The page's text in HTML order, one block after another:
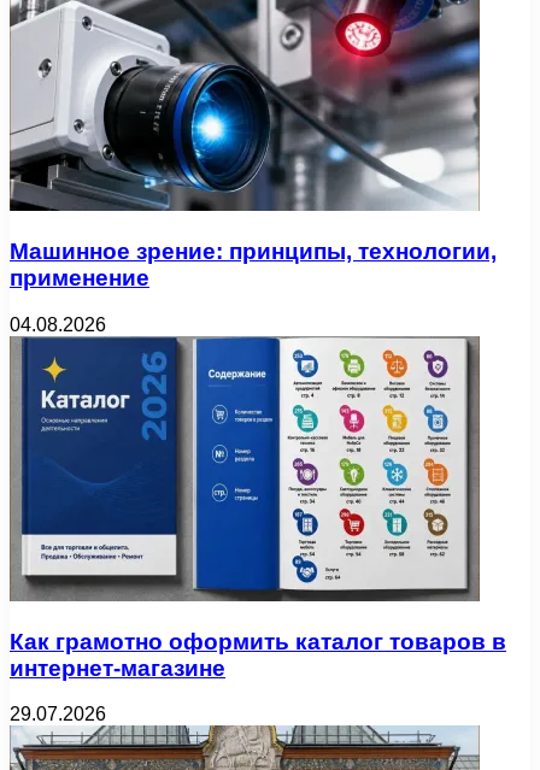
Машинное зрение: принципы, технологии,
применение
04.08.2026
Как грамотно оформить каталог товаров в
интернет-магазине
29.07.2026